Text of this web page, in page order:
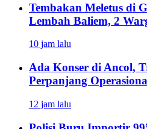
Tembakan Meletus di
Lembah Baliem, 2
10 jam lalu
Ada Konser di Ancol,
Perpanjang
12 jam lalu